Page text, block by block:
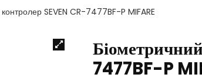
SEVEN CR-7477BF-P MIFARE
7477BF-P